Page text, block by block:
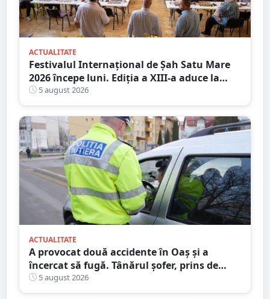
ACTUALITATE
Festivalul Internațional de Șah Satu Mare
2026 începe luni. Ediția a XIII-a aduce la
start peste 120 de participanți și șahiști din
șase țări.
5 august 2026
ACTUALITATE
A provocat două accidente în Oaș și a
încercat să fugă. Tânărul șofer, prins de
polițiștii sătmăreni. Încălcări grave ale
Codului Rutier
5 august 2026